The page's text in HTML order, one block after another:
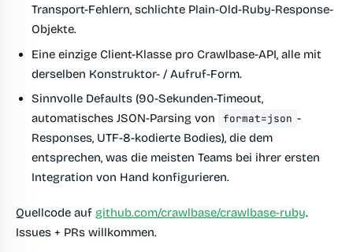
Transport-Fehlern, schlichte Plain-Old-Ruby-Response-
Objekte.
Eine einzige Client-Klasse pro Crawlbase-API, alle mit
derselben Konstruktor- / Aufruf-Form.
Sinnvolle Defaults (90-Sekunden-Timeout,
automatisches JSON-Parsing von
format=json -
Responses, UTF-8-kodierte Bodies), die dem
entsprechen, was die meisten Teams bei ihrer ersten
Integration von Hand konfigurieren.
Quellcode auf github.com/crawlbase/crawlbase-ruby.
Issues + PRs willkommen.